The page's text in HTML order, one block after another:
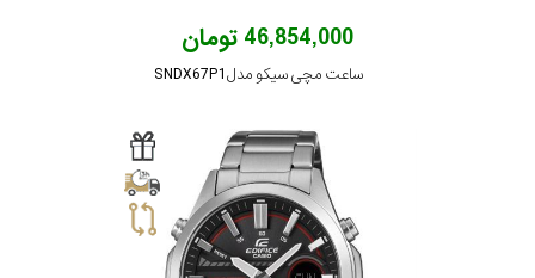
46,854,000 تومان
ساعت مچی سیکو مدل SNDX67P1